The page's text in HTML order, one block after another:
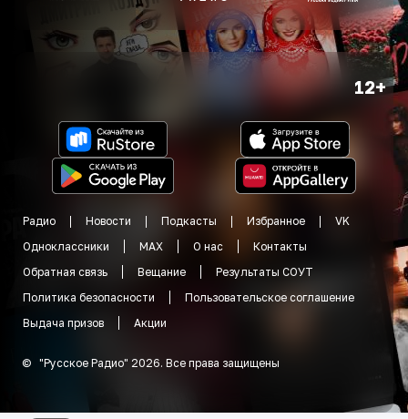
12+
Радио Новости Подкасты Избранное
VK
Одноклассники
MAX О нас
Контакты
Обратная связь
Вещание
Результаты СОУТ
Политика безопасности
Пользовательское соглашение
Выдача призов
Акции
© "Русское Радио" 2026. Все права защищены